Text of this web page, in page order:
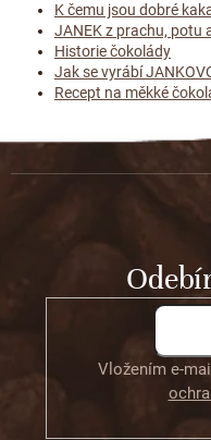
K čemu jsou dobré
JANEK z prachu, potu
Historie čokolády
Jak se vyrábí
Recept na měkké
Z
Vložením e-